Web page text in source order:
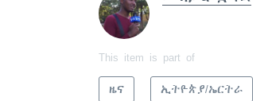
This item is part of
ዜና ኢትዮጵያ/ኤርትራ